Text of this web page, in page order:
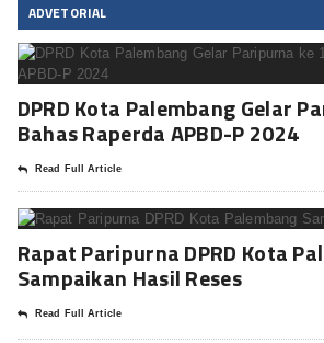
ADVETORIAL
DPRD Kota Palembang Gelar
Bahas Raperda APBD-P 2024
Read Full Article
Rapat Paripurna DPRD Kota
Sampaikan Hasil Reses
Read Full Article